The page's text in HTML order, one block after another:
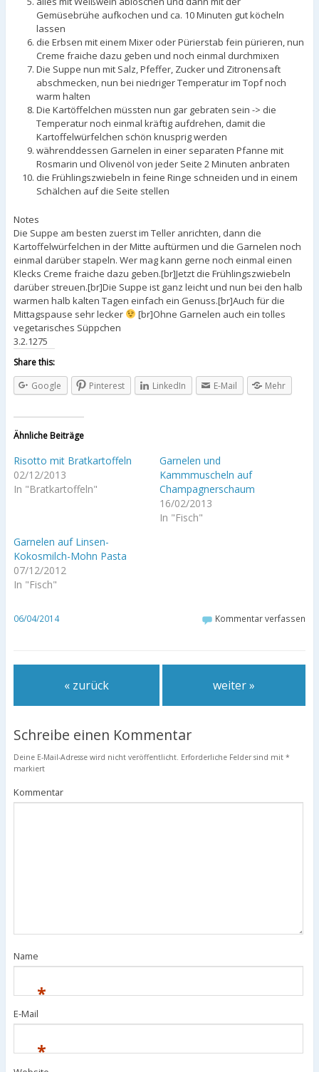
Gemüsebrühe aufkochen und ca. 10 Minuten gut köcheln
lassen
die Erbsen mit einem Mixer oder Pürierstab fein pürieren, nun
Creme fraiche dazu geben und noch einmal durchmixen
Die Suppe nun mit Salz, Pfeffer, Zucker und Zitronensaft
abschmecken, nun bei niedriger Temperatur im Topf noch
warm halten
Die Kartöffelchen müssten nun gar gebraten sein -> die
Temperatur noch einmal kräftig aufdrehen, damit die
Kartoffelwürfelchen schön knusprig werden
währenddessen Garnelen in einer separaten Pfanne mit
Rosmarin und Olivenöl von jeder Seite 2 Minuten anbraten
die Frühlingszwiebeln in feine Ringe schneiden und in einem
Schälchen auf die Seite stellen
Notes
Die Suppe am besten zuerst im Teller anrichten, dann die
Kartoffelwürfelchen in der Mitte auftürmen und die Garnelen noch
einmal darüber stapeln. Wer mag kann gerne noch einmal einen
Klecks Creme fraiche dazu geben.[br]Jetzt die Frühlingszwiebeln
darüber streuen.[br]Die Suppe ist ganz leicht und nun bei den halb
warmen halb kalten Tagen einfach ein Genuss.[br]Auch für die
Mittagspause sehr lecker
[br]Ohne Garnelen auch ein tolles
vegetarisches Süppchen
3.2.1275
Share this:
Google
Pinterest LinkedIn E-Mail Mehr
Ähnliche Beiträge
Risotto mit Bratkartoffeln
02/12/2013
In "Bratkartoffeln"
Garnelen und
Kammmuscheln auf
Champagnerschaum
16/02/2013
In "Fisch"
Garnelen auf Linsen-
Kokosmilch-Mohn Pasta
07/12/2012
In "Fisch"
06/04/2014 Kommentar verfassen
« zurück weiter »
Schreibe einen Kommentar
Deine E-Mail-Adresse wird nicht veröffentlicht. Erforderliche Felder sind mit *
markiert
Kommentar
Name
*
E-Mail
*